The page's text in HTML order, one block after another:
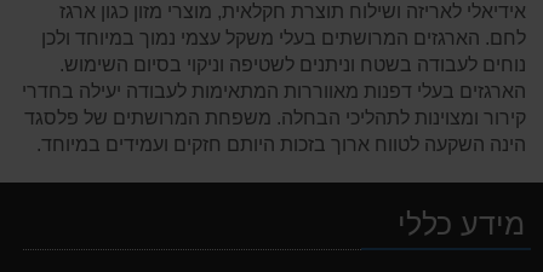
אידיאלי לאריזה ושילוח תוצרת חקלאית, מוצרי מזון כגון ארגז
לחם. הארגזים המרושתים בעלי משקל עצמי נמוך במיוחד ולכן
נוחים לעבודה בשטח וניתנים לשטיפה וניקוי בסיום השימוש.
הארגזים בעלי דפנות מאווררות המתאימות לעבודה יעילה בחדרי
קירור ומצוינות לתהליכי הבחלה. משפחת המרושתים של פלסגד
הינה השקעה לטווח ארוך בזכות היותם חזקים ועמידים במיוחד.
מידע כללי